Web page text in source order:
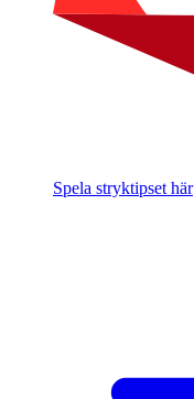
Spela stryktipset här